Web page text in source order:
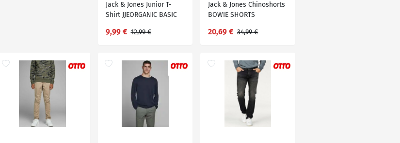
Jack & Jones Junior T-
Shirt JJEORGANIC BASIC
9,99 € 12,99 €
Jack & Jones Chinoshorts
BOWIE SHORTS
20,69 € 34,99 €